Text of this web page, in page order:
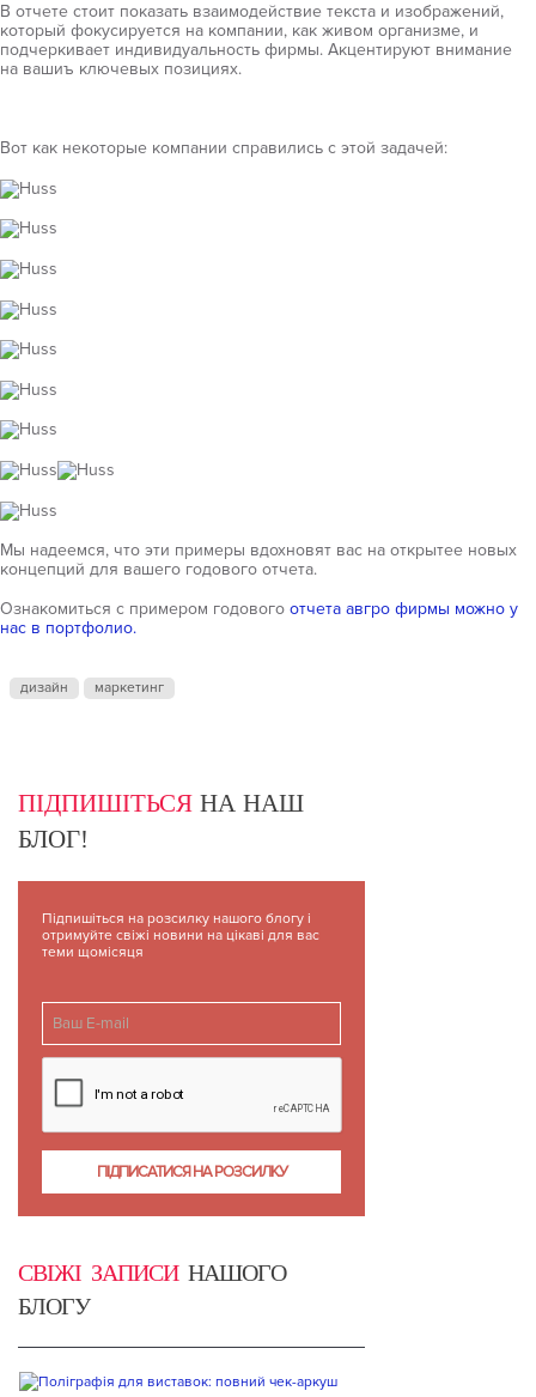
В отчете стоит показать взаимодействие текста и изображений,
который фокусируется на компании, как живом организме, и
подчеркивает индивидуальность фирмы. Акцентируют внимание
на вашиъ ключевых позициях.
Вот как некоторые компании справились с этой задачей:
Мы надеемся, что эти примеры вдохновят вас на открытее новых
концепций для вашего годового отчета.
Ознакомиться с примером годового отчета авгро фирмы можно у
нас в портфолио.
дизайн маркетинг
ПІДПИШІТЬСЯ НА НАШ
БЛОГ!
Підпишіться на розсилку нашого блогу і
отримуйте свіжі новини на цікаві для вас
теми щомісяця
СВІЖІ ЗАПИСИНАШОГО
БЛОГУ